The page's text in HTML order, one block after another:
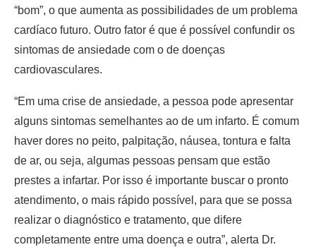
“bom”, o que aumenta as possibilidades de um problema
cardíaco futuro. Outro fator é que é possível confundir os
sintomas de ansiedade com o de doenças
cardiovasculares.
“Em uma crise de ansiedade, a pessoa pode apresentar
alguns sintomas semelhantes ao de um infarto. É comum
haver dores no peito, palpitação, náusea, tontura e falta
de ar, ou seja, algumas pessoas pensam que estão
prestes a infartar. Por isso é importante buscar o pronto
atendimento, o mais rápido possível, para que se possa
realizar o diagnóstico e tratamento, que difere
completamente entre uma doença e outra”, alerta Dr.